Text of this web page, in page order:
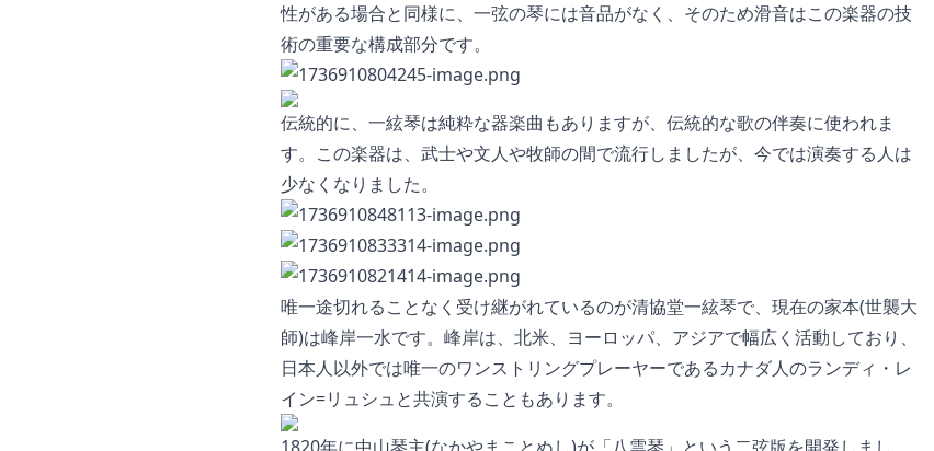
性がある場合と同様に、一弦の琴には音品がなく、そのため滑音はこの楽器の技
術の重要な構成部分です。
伝統的に、一絃琴は純粋な器楽曲もありますが、伝統的な歌の伴奏に使われま
す。この楽器は、武士や文人や牧師の間で流行しましたが、今では演奏する人は
少なくなりました。
唯一途切れることなく受け継がれているのが清協堂一絃琴で、現在の家本(世襲大
師)は峰岸一水です。峰岸は、北米、ヨーロッパ、アジアで幅広く活動しており、
日本人以外では唯一のワンストリングプレーヤーであるカナダ人のランディ・レ
イン=リュシュと共演することもあります。